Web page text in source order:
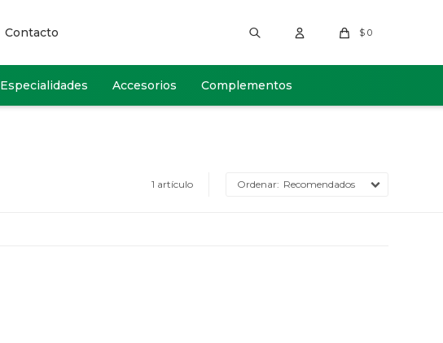
Especialidades Accesorios Complementos
$ 0
Contacto
1 artículo Recomendados